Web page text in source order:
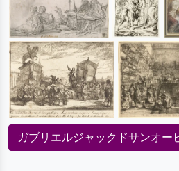
ガブリエルジャックドサンオー